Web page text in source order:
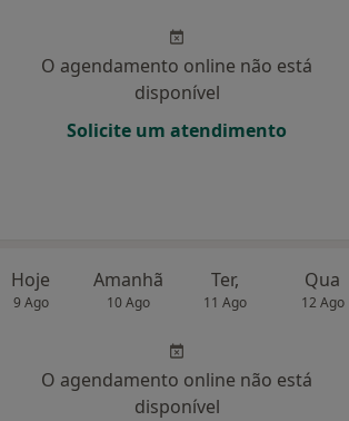
O agendamento online não está
disponível
Solicite um atendimento
Hoje
9 Ago
Amanhã
10 Ago
Ter,
11 Ago
Qua
12 Ago
O agendamento online não está
disponível